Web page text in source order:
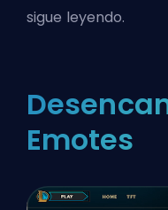
sigue leyendo.
Emotes